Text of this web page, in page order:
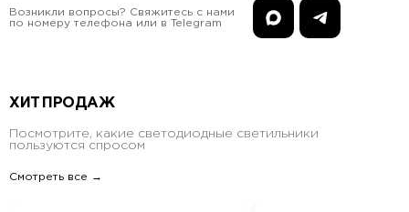
Возникли вопросы? Свяжитесь с нами
по номеру телефона или в Telegram
ХИТ ПРОДАЖ
Посмотрите, какие светодиодные светильники
пользуются спросом
Смотреть все →